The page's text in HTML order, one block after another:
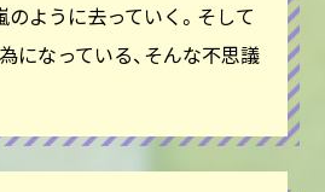
のように去っていく。そして
になっている、そんな不思議